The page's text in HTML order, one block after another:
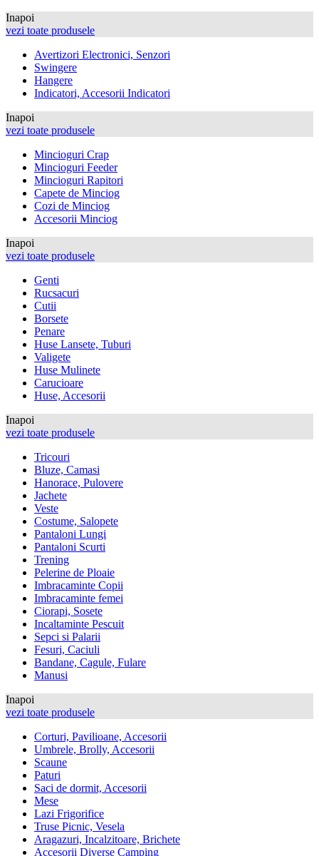
Inapoi
vezi toate produsele
Avertizori Electronici, Senzori
Swingere
Hangere
Indicatori, Accesorii Indicatori
Inapoi
vezi toate produsele
Mincioguri Crap
Mincioguri Feeder
Mincioguri Rapitori
Capete de Minciog
Cozi de Minciog
Accesorii Minciog
Inapoi
vezi toate produsele
Genti
Rucsacuri
Cutii
Borsete
Penare
Huse Lansete, Tuburi
Valigete
Huse Mulinete
Carucioare
Huse, Accesorii
Inapoi
vezi toate produsele
Tricouri
Bluze, Camasi
Hanorace, Pulovere
Jachete
Veste
Costume, Salopete
Pantaloni Lungi
Pantaloni Scurti
Trening
Pelerine de Ploaie
Imbracaminte Copii
Imbracaminte femei
Ciorapi, Sosete
Incaltaminte Pescuit
Sepci si Palarii
Fesuri, Caciuli
Bandane, Cagule, Fulare
Manusi
Inapoi
vezi toate produsele
Corturi, Pavilioane, Accesorii
Umbrele, Brolly, Accesorii
Scaune
Paturi
Saci de dormit, Accesorii
Mese
Lazi Frigorifice
Truse Picnic, Vesela
Aragazuri, Incalzitoare, Brichete
Accesorii Diverse Camping